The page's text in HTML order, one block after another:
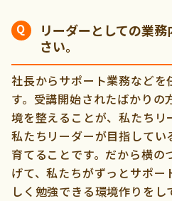
リーダーとしての業
さい。
社長からサポート業務などを
す。受講開始されたばかりの
境を整えることが、私たちリ
私たちリーダーが目指してい
育てることです。だから横の
げて、私たちがずっとサポー
しく勉強できる環境作りをし